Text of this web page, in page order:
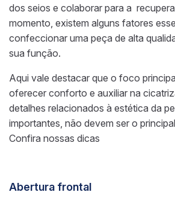
dos seios e colaborar para a
momento, existem alguns fatores
confeccionar uma peça de alta
sua função.
Aqui vale destacar que o foco
oferecer conforto e auxiliar na
detalhes relacionados à estética da
importantes, não devem ser o
Confira nossas dicas
Abertura frontal